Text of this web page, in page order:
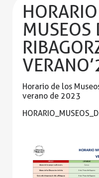
MUSEOS
Horario de los
verano de 2023